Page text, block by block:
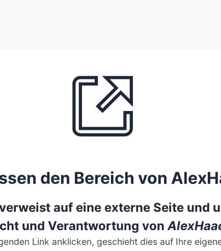
den Bereich von
auf eine externe Seite und
und Verantwortung von
Link anklicken, geschieht dies auf Ihre